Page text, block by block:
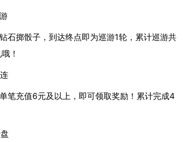
石掷骰子，到达终点即为巡游1轮，累计巡游共
！
笔充值6元及以上，即可领取奖励！累计完成4